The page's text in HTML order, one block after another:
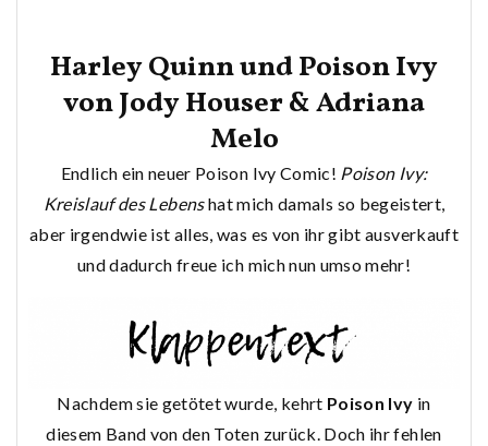
Harley Quinn und Poison Ivy
von Jody Houser & Adriana
Melo
Endlich ein neuer Poison Ivy Comic! Poison Ivy:
Kreislauf des Lebenshat mich damals so begeistert,
aber irgendwie ist alles, was es von ihr gibt ausverkauft
und dadurch freue ich mich nun umso mehr!
Nachdem sie getötet wurde, kehrt Poison Ivy in
diesem Band von den Toten zurück. Doch ihr fehlen